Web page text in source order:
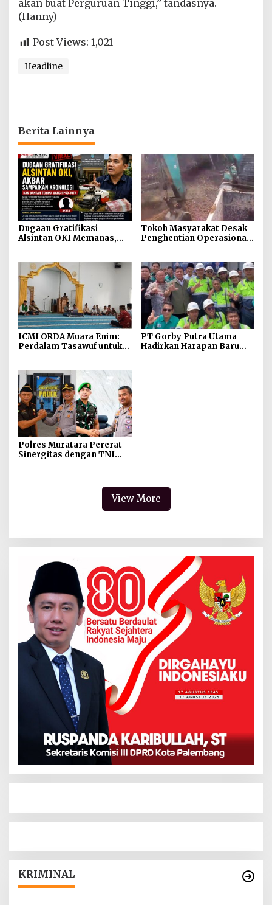
akan buat Perguruan Tinggi,” tandasnya.
(Hanny)
Post Views: 1,021
Headline
Berita Lainnya
Dugaan Gratifikasi
Alsintan OKI Memanas,
Tokoh Masyarakat Desak
Penghentian Operasional
Siarak, Desa Tanah Abang
ICMI ORDA Muara Enim:
Perdalam Tasawuf untuk
PT Gorby Putra Utama
Hadirkan Harapan Baru
Polres Muratara Pererat
Sinergitas dengan TNI
View More
KRIMINAL